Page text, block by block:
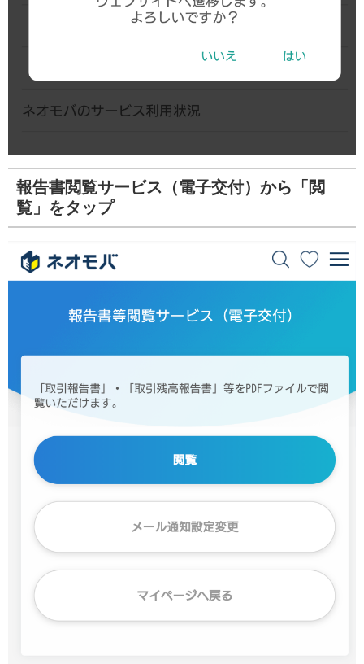
報告書閲覧サービス（電子交付）から「閲
覧」をタップ